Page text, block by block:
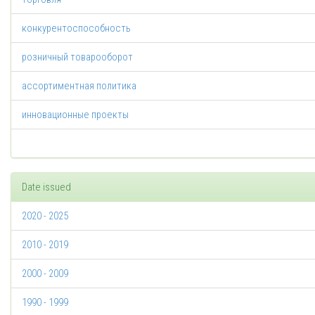
конкурентоспособность
розничный товарооборот
ассортиментная политика
инновационные проекты
Date issued
2020 - 2025
2010 - 2019
2000 - 2009
1990 - 1999